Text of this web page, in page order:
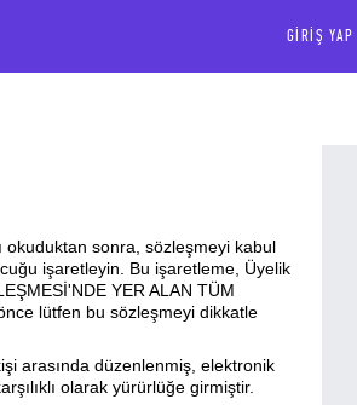
GIRIŞ YAP
okuduktan sonra, sözleşmeyi kabul
işaretleyin. Bu işaretleme, Üyelik
YER ALAN TÜM
lütfen bu sözleşmeyi dikkatle
arasında düzenlenmiş, elektronik
olarak yürürlüğe girmiştir.